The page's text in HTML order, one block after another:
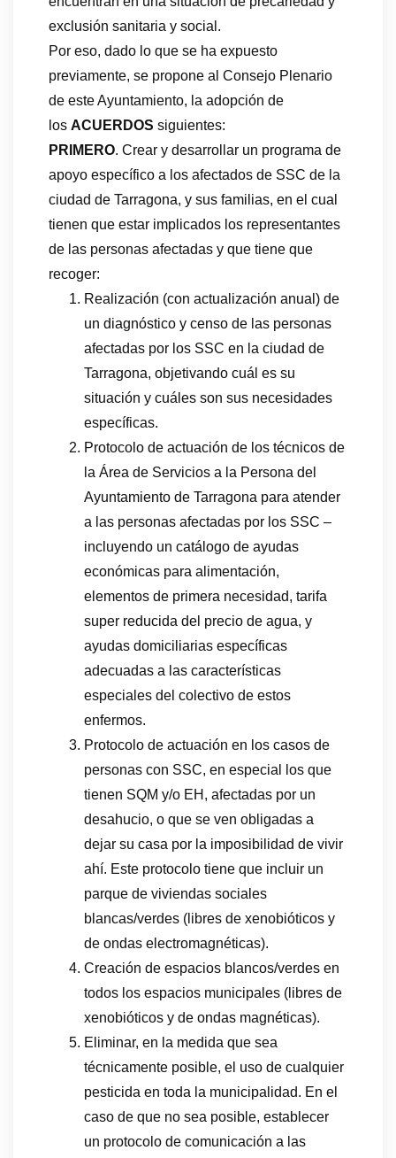
exclusión sanitaria y social.
Por eso, dado lo que se ha expuesto
previamente, se propone al Consejo Plenario
de este Ayuntamiento, la adopción de
los ACUERDOS siguientes:
PRIMERO. Crear y desarrollar un programa de
apoyo específico a los afectados de SSC de la
ciudad de Tarragona, y sus familias, en el cual
tienen que estar implicados los representantes
de las personas afectadas y que tiene que
recoger:
Realización (con actualización anual) de
un diagnóstico y censo de las personas
afectadas por los SSC en la ciudad de
Tarragona, objetivando cuál es su
situación y cuáles son sus necesidades
específicas.
Protocolo de actuación de los técnicos de
la Área de Servicios a la Persona del
Ayuntamiento de Tarragona para atender
a las personas afectadas por los SSC –
incluyendo un catálogo de ayudas
económicas para alimentación,
elementos de primera necesidad, tarifa
super reducida del precio de agua, y
ayudas domiciliarias específicas
adecuadas a las características
especiales del colectivo de estos
enfermos.
Protocolo de actuación en los casos de
personas con SSC, en especial los que
tienen SQM y/o EH, afectadas por un
desahucio, o que se ven obligadas a
dejar su casa por la imposibilidad de vivir
ahí. Este protocolo tiene que incluir un
parque de viviendas sociales
blancas/verdes (libres de xenobióticos y
de ondas electromagnéticas).
Creación de espacios blancos/verdes en
todos los espacios municipales (libres de
xenobióticos y de ondas magnéticas).
Eliminar, en la medida que sea
técnicamente posible, el uso de cualquier
pesticida en toda la municipalidad. En el
caso de que no sea posible, establecer
un protocolo de comunicación a las